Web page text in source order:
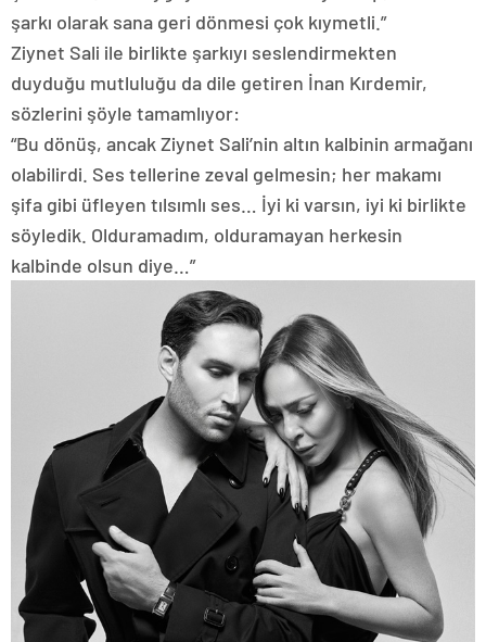
şarkı olarak sana geri dönmesi çok kıymetli.”
Ziynet Sali ile birlikte şarkıyı seslendirmekten
duyduğu mutluluğu da dile getiren İnan Kırdemir,
sözlerini şöyle tamamlıyor:
“Bu dönüş, ancak Ziynet Sali’nin altın kalbinin armağanı
olabilirdi. Ses tellerine zeval gelmesin; her makamı
şifa gibi üfleyen tılsımlı ses… İyi ki varsın, iyi ki birlikte
söyledik. Olduramadım, olduramayan herkesin
kalbinde olsun diye…”